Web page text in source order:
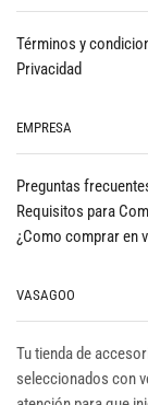
Términos y
Privacidad
EMPRESA
Preguntas
Requisitos para
¿Como comprar en
VASAGOO
Tu tienda de
seleccionados con